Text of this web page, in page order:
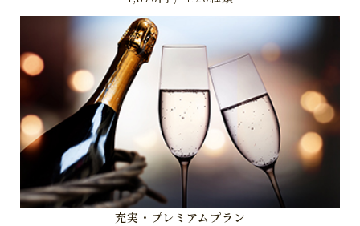
充実・プレミアムプラン